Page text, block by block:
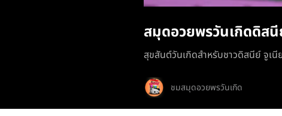
สมุดอวยพรวันเกิดดิส
สุขสันต์วันเกิดสำหรับชาวดิสนีย์ จูเ
ชมสมุดอวยพรวันเกิด